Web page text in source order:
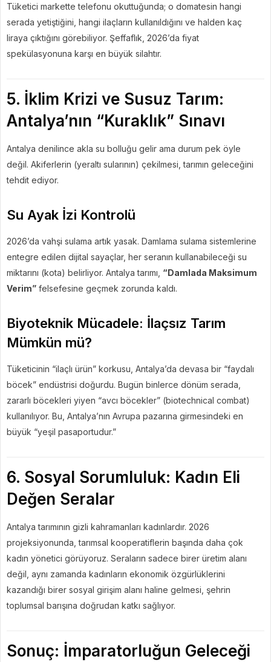
Tüketici markette telefonu okuttuğunda; o domatesin hangi
serada yetiştiğini, hangi ilaçların kullanıldığını ve halden kaç
liraya çıktığını görebiliyor. Şeffaflık, 2026’da fiyat
spekülasyonuna karşı en büyük silahtır.
5. İklim Krizi ve Susuz Tarım:
Antalya’nın “Kuraklık” Sınavı
Antalya denilince akla su bolluğu gelir ama durum pek öyle
değil. Akiferlerin (yeraltı sularının) çekilmesi, tarımın geleceğini
tehdit ediyor.
Su Ayak İzi Kontrolü
2026’da vahşi sulama artık yasak. Damlama sulama sistemlerine
entegre edilen dijital sayaçlar, her seranın kullanabileceği su
miktarını (kota) belirliyor. Antalya tarımı, “Damlada Maksimum
Verim” felsefesine geçmek zorunda kaldı.
Biyoteknik Mücadele: İlaçsız Tarım
Mümkün mü?
Tüketicinin “ilaçlı ürün” korkusu, Antalya’da devasa bir “faydalı
böcek” endüstrisi doğurdu. Bugün binlerce dönüm serada,
zararlı böcekleri yiyen “avcı böcekler” (biotechnical combat)
kullanılıyor. Bu, Antalya’nın Avrupa pazarına girmesindeki en
büyük “yeşil pasaportudur.”
6. Sosyal Sorumluluk: Kadın Eli
Değen Seralar
Antalya tarımının gizli kahramanları kadınlardır. 2026
projeksiyonunda, tarımsal kooperatiflerin başında daha çok
kadın yönetici görüyoruz. Seraların sadece birer üretim alanı
değil, aynı zamanda kadınların ekonomik özgürlüklerini
kazandığı birer sosyal girişim alanı haline gelmesi, şehrin
toplumsal barışına doğrudan katkı sağlıyor.
Sonuç: İmparatorluğun Geleceği